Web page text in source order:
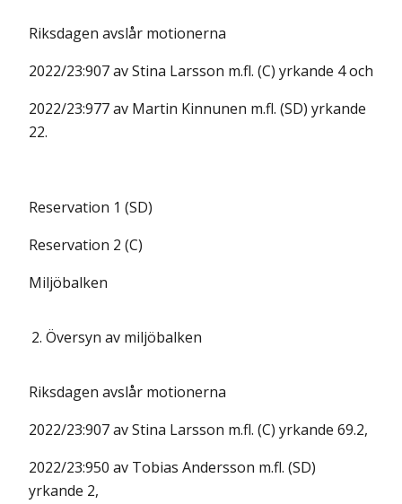
Riksdagen avslår motionerna
2022/23:907 av Stina Larsson m.fl. (C) yrkande 4 och
2022/23:977 av Martin Kinnunen m.fl. (SD) yrkande
22.
Reservation 1 (SD)
Reservation 2 (C)
Miljöbalken
2. Översyn av miljöbalken
Riksdagen avslår motionerna
2022/23:907 av Stina Larsson m.fl. (C) yrkande 69.2,
2022/23:950 av Tobias Andersson m.fl. (SD)
yrkande 2,